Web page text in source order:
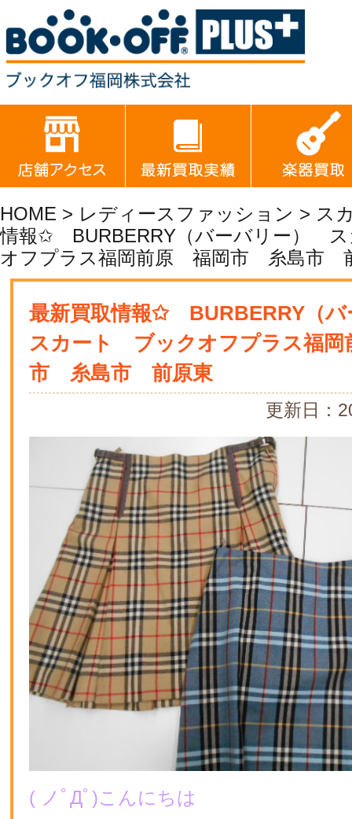
HOME > レディースファッション > ス
情報✩ BURBERRY（バーバリー）
オフプラス福岡前原 福岡市 糸島市
最新買取情報✩ BURBERRY（
スカート ブックオフプラス福
市 糸島市 前原東
更新日：
( ノﾟДﾟ)こんにちは